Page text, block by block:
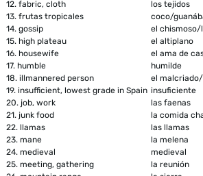
12. fabric, cloth
los tejidos
13. frutas tropicales
coco/
14. gossip
el chismoso/
15. high plateau
el altiplano
16. housewife
el ama de
17. humble
humilde
18. illmannered person
el
19. insufficient, lowest grade in Spain insuficiente
20. job, work
las faenas
21. junk food
la comida
22. llamas
las llamas
23. mane
la melena
24. medieval
medieval
25. meeting, gathering
la reunión